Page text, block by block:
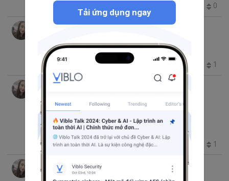
837 0
Hoang Vu Xuan Mai
Trau dồi Kỹ năng giao tiếp của QA QA
714 2 1
Hoang Vu Xuan Mai
Tìm hiểu 5 nguyên tắc cơ bản quan trọng
của quá trình thử nghiệm
514 0 0 1
Hoang Vu Xuan Mai
thg 4 20, 2020 2:57 SA
Tải ứng dụng ngay